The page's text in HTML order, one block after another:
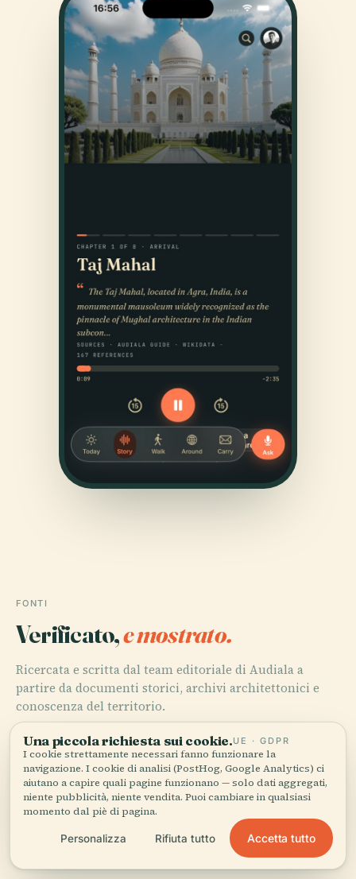
FONTI
Verificato,e mostrato.
Ricercata e scritta dal team editoriale di Audiala a
partire da documenti storici, archivi architettonici e
conoscenza del territorio.
Ultima revisione: April 2026
Monumentum: Maison du XVIIe siècle, 2025
Google Arts & Culture: Quai de Bondy, 2025
Una piccola richiesta sui cookie.UE · GDPR
I cookie strettamente necessari fanno funzionare la
navigazione. I cookie di analisi (PostHog, Google Analytics) ci
aiutano a capire quali pagine funzionano — solo dati aggregati,
niente pubblicità, niente vendita. Puoi cambiare in qualsiasi
momento dal piè di pagina.
Personalizza Rifiuta tutto Accetta tutto